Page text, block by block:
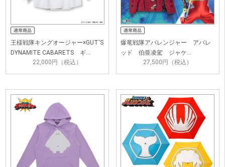
王様戦隊キングオージャー×GUT'S
DYNAMITE CABARETS ギ…
22,000円（税込）
爆竜戦隊アバレンジャー アバレ
ッド 伯亜凌駕 ジャケ…
27,500円（税込）